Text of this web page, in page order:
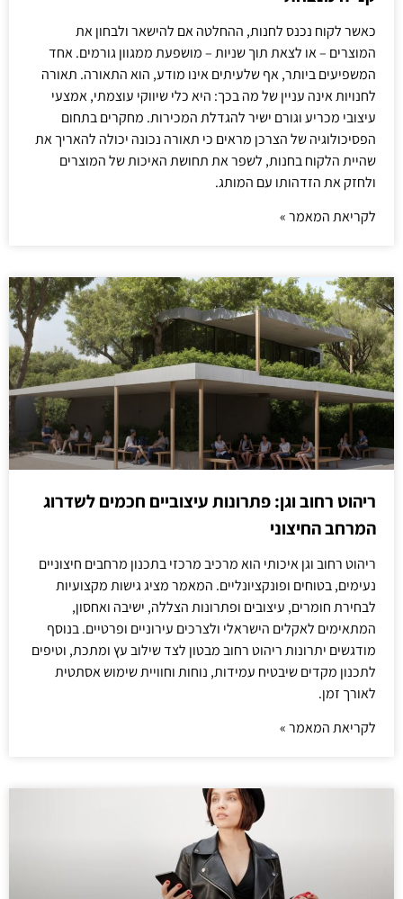
כאשר לקוח נכנס לחנות, ההחלטה אם להישאר ולבחון את
המוצרים – או לצאת תוך שניות – מושפעת ממגוון גורמים. אחד
המשפיעים ביותר, אף שלעיתים אינו מודע, הוא התאורה. תאורה
לחנויות אינה עניין של מה בכך: היא כלי שיווקי עוצמתי, אמצעי
עיצובי מכריע וגורם ישיר להגדלת המכירות. מחקרים בתחום
הפסיכולוגיה של הצרכן מראים כי תאורה נכונה יכולה להאריך את
שהיית הלקוח בחנות, לשפר את תחושת האיכות של המוצרים
ולחזק את הזדהותו עם המותג.
לקריאת המאמר »
ריהוט רחוב וגן: פתרונות עיצוביים חכמים לשדרוג
המרחב החיצוני
ריהוט רחוב וגן איכותי הוא מרכיב מרכזי בתכנון מרחבים חיצוניים
נעימים, בטוחים ופונקציונליים. המאמר מציג גישות מקצועיות
לבחירת חומרים, עיצובים ופתרונות הצללה, ישיבה ואחסון,
המתאימים לאקלים הישראלי ולצרכים עירוניים ופרטיים. בנוסף
מודגשים יתרונות ריהוט רחוב מבטון לצד שילוב עץ ומתכת, וטיפים
לתכנון מקדים שיבטיח עמידות, נוחות וחוויית שימוש אסתטית
לאורך זמן.
לקריאת המאמר »